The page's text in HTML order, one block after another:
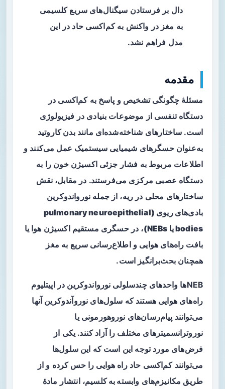
دال بر فرستادن سیگنال‌های سریع کلسیمی
به مغز در واکنش به کم‌اکسی حاد در این
مدل فراهم نشد.
مقدمه
مسئلهٔ چگونگی تشخیص و پاسخ بهکم‌اکسی در
دستگاه تنفسی از موضوعات بنیادی در فیزیولوژی
است. ساختارهای شناخته‌شده‌ای مانندبدن کاروتید
به‌عنوان حسگرهای شیمیایی سیستمیک عمل می‌کنند و
اطلاعات مربوط به فشار جزئی اکسیژن خون را به
دستگاه عصبی مرکزی می‌فرستند. در مقابل، نقش
ساختارهای محلی در ریه، از جمله نورواندوکرین
بادی‌های ریوی (pulmonary neuroepithelial
bodies یا NEBs)
، در حسگری مستقیم اکسیژن هوا یا
بافت راه‌های هوایی و اطلاع‌رسانی سریع به مغز
همچنان بحث‌برانگیز است.
NEBها واحدهای چندسلولی نورواندوکرین در اپیتلیوم
راه‌های هوایی هستند که سلول‌های نوروآندوکرین آنها
می‌توانند پیام‌رسان‌های نوروهورمونی یا
نوروترانسمیترهای مختلف را آزاد کنند. یکی از
فرض‌های مورد توجه این است که این سلول‌ها
می‌توانند کم‌اکسی حاد راه هوایی را حس کرده و از
طریق مکانیزم‌های وابسته به کلسیم، انتشار مادهٔ